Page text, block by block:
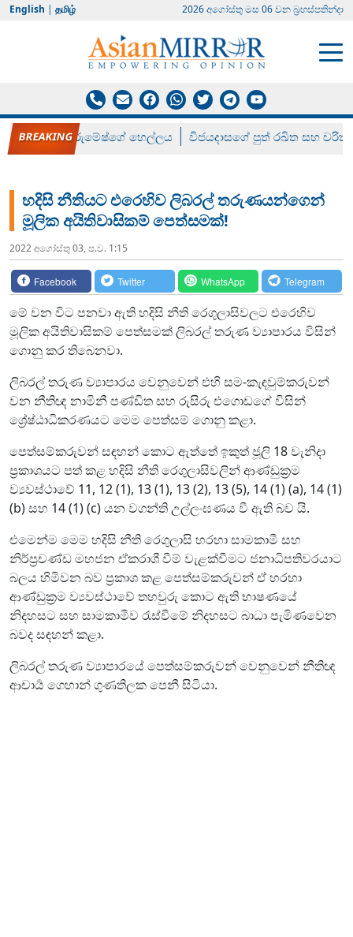
English | தமிழ் 2026 අගෝස්‍තු මස 06 වන බ්‍රහස්පතින්දා
රන් ගෙනා රුමේෂ්ගේ හෙල්ලය විජයදාසගේ පුත් රඛිත සහ චරිත්
හදිසි නීතියට එරෙහිව ලිබරල් තරුණයන්ගෙන්
මූලික අයිතිවාසිකම් පෙත්සමක්!
2022 අගෝස්‍තු 03, ප.ව. 1:15
Facebook Twitter WhatsApp Telegram
මේ වන විට පනවා ඇති හදිසි නීති රෙගුලාසිවලට එරෙහිව
මූලික අයිතිවාසිකම් පෙත්සමක් ලිබරල් තරුණ ව්‍යාපාරය විසින්
ගොනු කර තිබෙනවා.
ලිබරල් තරුණ ව්‍යාපාරය වෙනුවෙන් එහි සම-කැඳවුම්කරුවන්
වන නීතිඥ නාමිනී පණ්ඩිත සහ රුසිරු එගොඩගේ විසින්
ශ්‍රේෂ්ඨාධිකරණයට මෙම පෙත්සම් ගොනු කළා.
පෙත්සම්කරුවන් සඳහන් කොට ඇත්තේ ඉකුත් ජූලි 18 වැනිදා
ප්‍රකාශයට පත් කළ හදිසි නීති රෙගුලාසිවලින් ආණ්ඩුක්‍රම
ව්‍යවස්ථාවේ 11, 12 (1), 13 (1), 13 (2), 13 (5), 14 (1) (a), 14 (1)
(b) සහ 14 (1) (c) යන වගන්ති උල්ලංඝණය වී ඇති බව යි.
එමෙන්ම මෙම හදිසි නීති රෙගුලාසි හරහා සාමකාමී සහ
නිර්ප්‍රචණ්ඩ මහජන ඒකරාශී වීම් වැළක්වීමට ජනාධිපතිවරයාට
බලය හිමිවන බව ප්‍රකාශ කළ පෙත්සම්කරුවන් ඒ හරහා
ආණ්ඩුක්‍රම ව්‍යවස්ථාවේ තහවුරු කොට ඇති භාෂණයේ
නිදහසට සහ සාමකාමීව රැස්වීමේ නිදහසට බාධා පැමිණවෙන
බවද සඳහන් කළා.
ලිබරල් තරුණ ව්‍යාපාරයේ පෙත්සම්කරුවන් වෙනුවෙන් නීතිඥ
ආචාර්‍ය ගෙහාන් ගුණතිලක පෙනී සිටියා.